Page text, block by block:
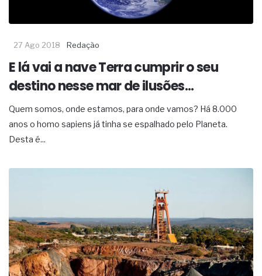
27 Ago 2018 Redação
E lá vai a nave Terra cumprir o seu
destino nesse mar de ilusões...
Quem somos, onde estamos, para onde vamos? Há 8.000
anos o homo sapiens já tinha se espalhado pelo Planeta.
Desta é...